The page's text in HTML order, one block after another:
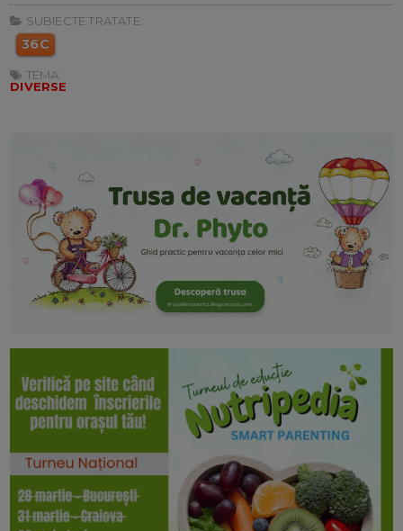
SUBIECTE TRATATE:
36C
TEMA:
DIVERSE